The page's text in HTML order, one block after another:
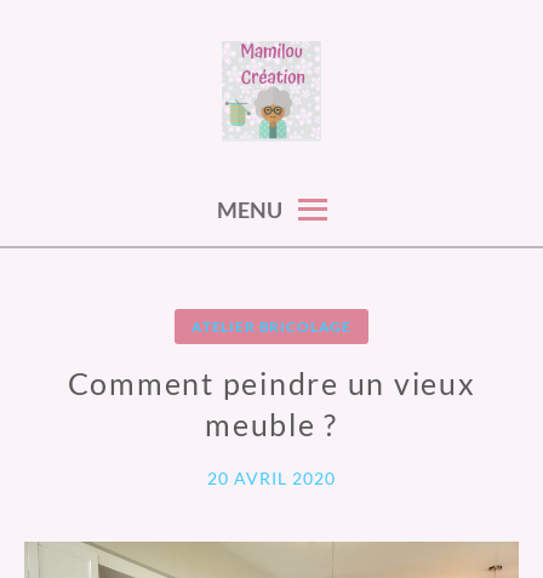
MENU
ATELIER BRICOLAGE
Comment peindre un vieux
meuble ?
20 AVRIL 2020